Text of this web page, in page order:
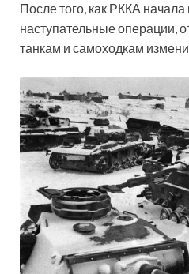
После того, как РККА
наступательные операции,
танкам и самоходкам